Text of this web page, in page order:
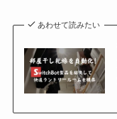
あわせて読みたい